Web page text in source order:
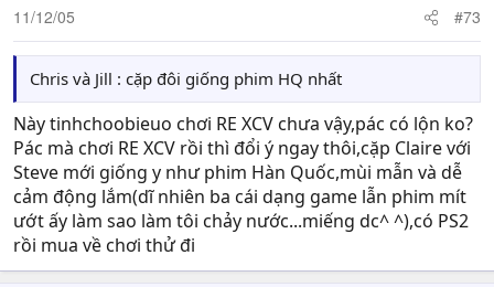
11/12/05 #73
Chris và Jill : cặp đôi giống phim HQ nhất
Này tinhchoobieuo chơi RE XCV chưa vậy,pác có lộn ko?
Pác mà chơi RE XCV rồi thì đổi ý ngay thôi,cặp Claire với
Steve mới giống y như phim Hàn Quốc,mùi mẫn và dễ
cảm động lắm(dĩ nhiên ba cái dạng game lẫn phim mít
ướt ấy làm sao làm tôi chảy nước...miếng dc^ ^),có PS2
rồi mua về chơi thử đi